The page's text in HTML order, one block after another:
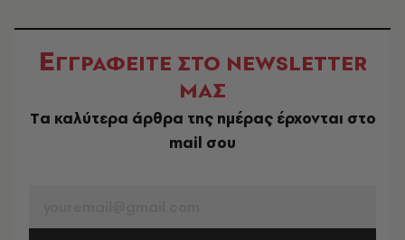
ΕΓΓΡΑΦΕΙΤΕ ΣΤΟ NEWSLETTER
ΜΑΣ
Tα καλύτερα άρθρα της ημέρας έρχονται στο
mail σου